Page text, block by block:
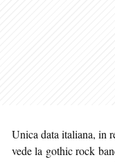
Unica data italiana, in
vede la gothic rock